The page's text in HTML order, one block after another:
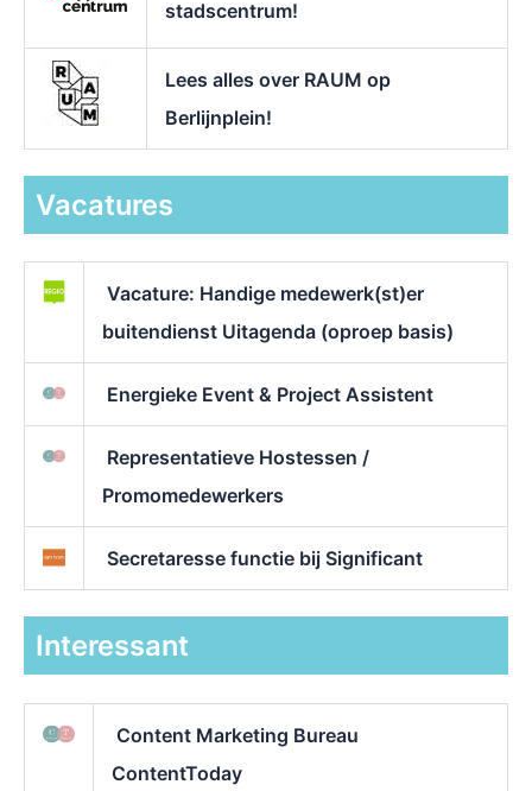
stadscentrum!
Lees alles over RAUM op
Berlijnplein!
Vacatures
Vacature: Handige medewerk(st)er
buitendienst Uitagenda (oproep basis)
Energieke Event & Project Assistent
Representatieve Hostessen /
Promomedewerkers
Secretaresse functie bij Significant
Interessant
Content Marketing Bureau
ContentToday